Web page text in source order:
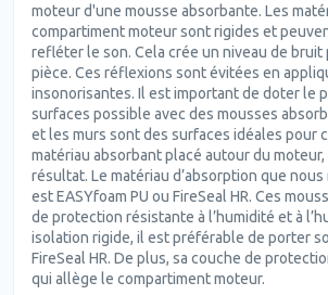
moteur d'une mousse absorbante. Les
compartiment moteur sont rigides et
refléter le son. Cela crée un niveau de bruit
pièce. Ces réflexions sont évitées en
insonorisantes. Il est important de doter le
surfaces possible avec des mousses
et les murs sont des surfaces idéales pour
matériau absorbant placé autour du
résultat. Le matériau d’absorption que
est EASYfoam PU ou FireSeal HR. Ces
de protection résistante à l’humidité et à
isolation rigide, il est préférable de porter
FireSeal HR. De plus, sa couche de
qui allège le compartiment moteur.